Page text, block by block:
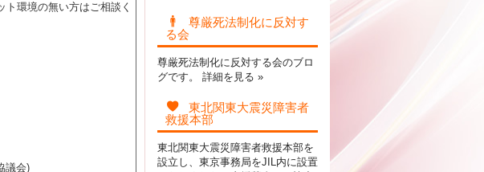
環境の無い方はご相談く
議会)
尊厳死法制化に反対す
る会
尊厳死法制化に反対する会のブロ
グです。 詳細を見る »
東北関東大震災障害者
救援本部
東北関東大震災障害者救援本部を
設立し、東京事務局をJIL内に設置